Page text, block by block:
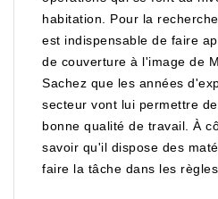
habitation. Pour la
est indispensable de faire
de couverture à l'image de
Sachez que les années
secteur vont lui permettre
bonne qualité de travail. À
savoir qu'il dispose des
faire la tâche dans les